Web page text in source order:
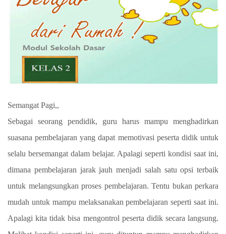
Semangat Pagi,,
Sebagai seorang pendidik, guru harus mampu menghadirkan
suasana pembelajaran yang dapat memotivasi peserta didik untuk
selalu bersemangat dalam belajar. Apalagi seperti kondisi saat ini,
dimana pembelajaran jarak jauh menjadi salah satu opsi terbaik
untuk melangsungkan proses pembelajaran. Tentu bukan perkara
mudah untuk mampu melaksanakan pembelajaran seperti saat ini.
Apalagi kita tidak bisa mengontrol peserta didik secara langsung.